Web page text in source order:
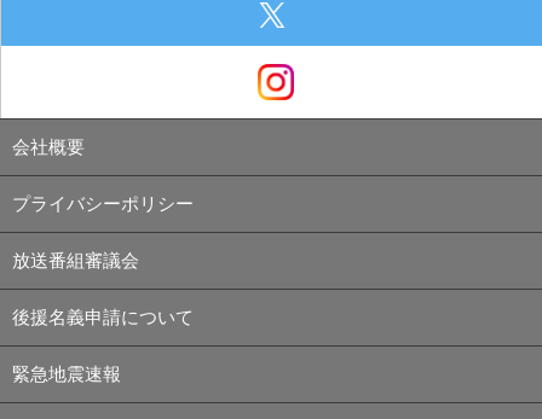
会社概要
プライバシーポリシー
放送番組審議会
後援名義申請について
緊急地震速報